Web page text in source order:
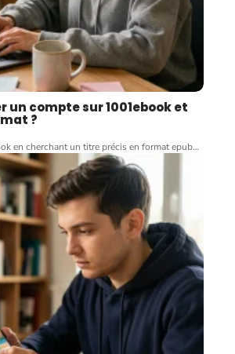
un compte sur 1001ebook et
?
en cherchant un titre précis en format epub…